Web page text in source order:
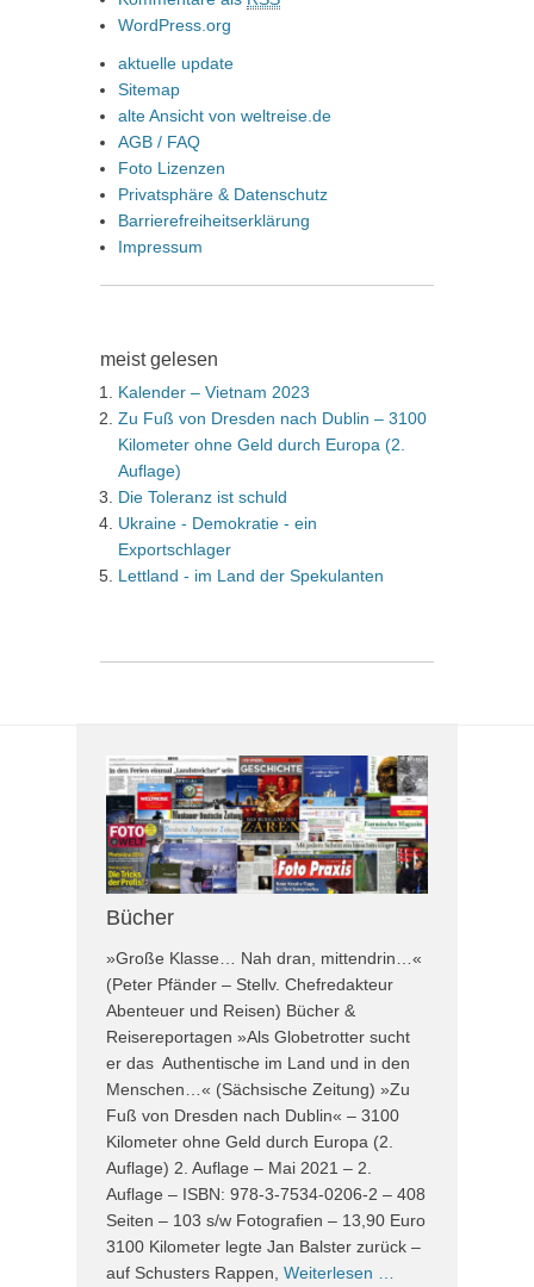
WordPress.org
aktuelle update
Sitemap
alte Ansicht von weltreise.de
AGB / FAQ
Foto Lizenzen
Privatsphäre & Datenschutz
Barrierefreiheitserklärung
Impressum
meist gelesen
Kalender – Vietnam 2023
Zu Fuß von Dresden nach Dublin – 3100
Kilometer ohne Geld durch Europa (2.
Auflage)
Die Toleranz ist schuld
Ukraine - Demokratie - ein
Exportschlager
Lettland - im Land der Spekulanten
Bücher
»Große Klasse… Nah dran, mittendrin…«
(Peter Pfänder – Stellv. Chefredakteur
Abenteuer und Reisen) Bücher &
Reisereportagen »Als Globetrotter sucht
er das Authentische im Land und in den
Menschen…« (Sächsische Zeitung) »Zu
Fuß von Dresden nach Dublin« – 3100
Kilometer ohne Geld durch Europa (2.
Auflage) 2. Auflage – Mai 2021 – 2.
Auflage – ISBN: 978-3-7534-0206-2 – 408
Seiten – 103 s/w Fotografien – 13,90 Euro
3100 Kilometer legte Jan Balster zurück –
auf Schusters Rappen, Weiterlesen …